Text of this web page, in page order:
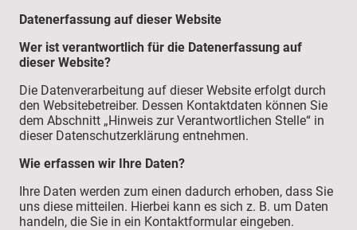
Datenerfassung auf dieser Website
Wer ist verantwortlich für die Datenerfassung auf
dieser Website?
Die Datenverarbeitung auf dieser Website erfolgt durch
den Websitebetreiber. Dessen Kontaktdaten können Sie
dem Abschnitt „Hinweis zur Verantwortlichen Stelle“ in
dieser Datenschutzerklärung entnehmen.
Wie erfassen wir Ihre Daten?
Ihre Daten werden zum einen dadurch erhoben, dass Sie
uns diese mitteilen. Hierbei kann es sich z. B. um Daten
handeln, die Sie in ein Kontaktformular eingeben.